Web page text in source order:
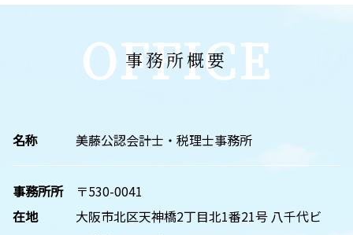
OFFICE
事務所概要
名称 美藤公認会計士・税理士事務所
事務所所
在地
〒530-0041
大阪市北区天神橋2丁目北1番21号 八千代ビ